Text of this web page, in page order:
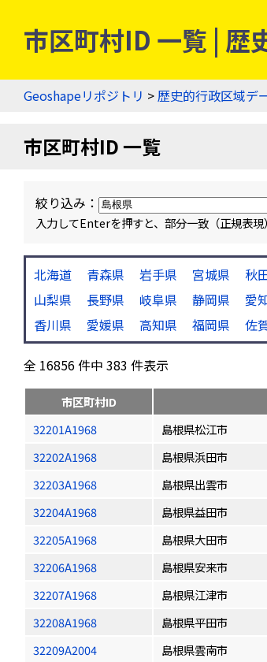
市区町村ID 一覧 | 歴
Geoshapeリポジトリ >歴史的行政区域デ
市区町村ID 一覧
絞り込み：
入力してEnterを押すと、部分一致（正規表
北海道 青森県 岩手県 宮城県 秋
山梨県
長野県 岐阜県 静岡県 愛
香川県
愛媛県 高知県 福岡県 佐
全 16856 件中 383 件表示
市区町村ID
32201A1968
島根県松江市
32202A1968
島根県浜田市
32203A1968
島根県出雲市
32204A1968
島根県益田市
32205A1968
島根県大田市
32206A1968
島根県安来市
32207A1968
島根県江津市
32208A1968
島根県平田市
32209A2004
島根県雲南市